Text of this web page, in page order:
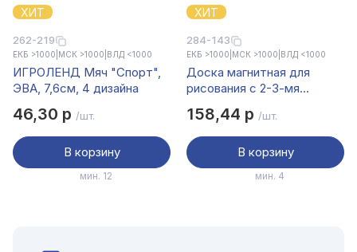
ХИТ
262-219
ЕКБ >1000 МСК >1000 ВЛД <1000
ИГРОЛЕНД Мяч "Спорт",
ЭВА, 7,6см, 4 дизайна
46,30 р /шт.
В корзину
мин. 12
ХИТ
284-143
ЕКБ >1000 МСК >1000 ВЛД <1000
Доска магнитная для
рисования с 2-3-мя
158,44 р /шт.
В корзину
мин. 4